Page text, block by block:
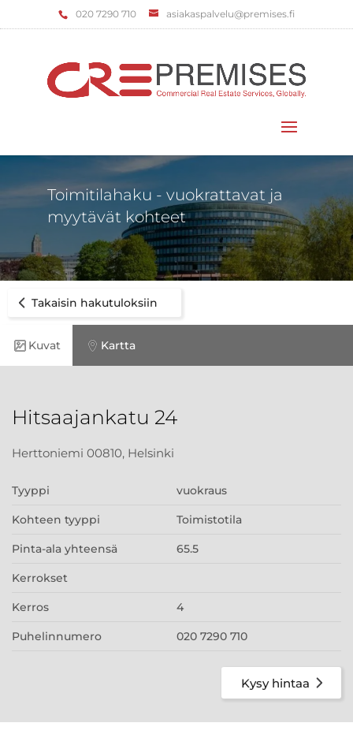
‌020 7290 710 asiakaspalvelu@premises.fi
Toimitilahaku - vuokrattavat ja
myytävät kohteet
Takaisin hakutuloksiin
Kuvat Kartta
Hitsaajankatu 24
Herttoniemi 00810, Helsinki
Tyyppi vuokraus
Kohteen tyyppi Toimistotila
Pinta-ala yhteensä 65.5
Kerrokset
Kerros 4
Puhelinnumero 020 7290 710
Kysy hintaa